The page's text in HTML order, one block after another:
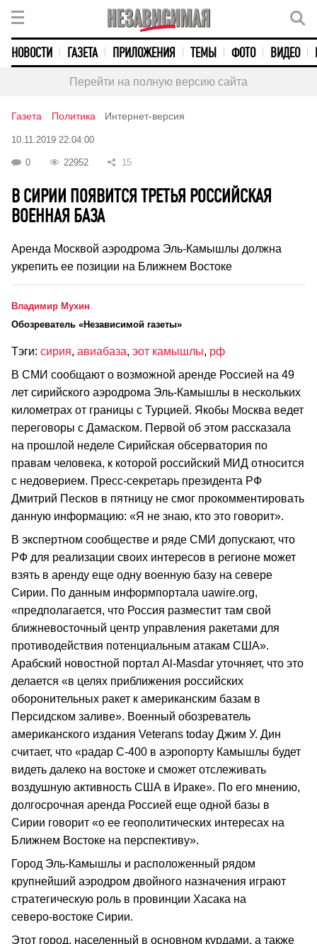
НОВОСТИ ГАЗЕТА ПРИЛОЖЕНИЯ ТЕМЫ ФОТО ВИДЕО
Перейти на полную версию сайта
Газета Политика Интернет-версия
10.11.2019 22:04:00
0 22952 15
В СИРИИ ПОЯВИТСЯ ТРЕТЬЯ РОССИЙСКАЯ
ВОЕННАЯ БАЗА
Аренда Москвой аэродрома Эль-Камышлы должна
укрепить ее позиции на Ближнем Востоке
Владимир Мухин
Обозреватель «Независимой газеты»
Тэги: сирия, авиабаза, эот камышлы, рф
В СМИ сообщают о возможной аренде Россией на 49
лет сирийского аэродрома Эль‑Камышлы в нескольких
километрах от границы с Турцией. Якобы Москва ведет
переговоры с Дамаском. Первой об этом рассказала
на прошлой неделе Сирийская обсерватория по
правам человека, к которой российский МИД относится
с недоверием. Пресс‑секретарь президента РФ
Дмитрий Песков в пятницу не смог прокомментировать
данную информацию: «Я не знаю, кто это говорит».
В экспертном сообществе и ряде СМИ допускают, что
РФ для реализации своих интересов в регионе может
взять в аренду еще одну военную базу на севере
Сирии. По данным информпортала uawire.org,
«предполагается, что Россия разместит там свой
ближневосточный центр управления ракетами для
противодействия потенциальным атакам США».
Арабский новостной портал Al‑Masdar уточняет, что это
делается «в целях приближения российских
оборонительных ракет к американским базам в
Персидском заливе». Военный обозреватель
американского издания Veterans today Джим У. Дин
считает, что «радар С‑400 в аэропорту Камышлы будет
видеть далеко на востоке и сможет отслеживать
воздушную активность США в Ираке». По его мнению,
долгосрочная аренда Россией еще одной базы в
Сирии говорит «о ее геополитических интересах на
Ближнем Востоке на перспективу».
Город Эль‑Камышлы и расположенный рядом
крупнейший аэродром двойного назначения играют
стратегическую роль в провинции Хасака на
северо‑востоке Сирии.
Этот город, населенный в основном курдами, а также